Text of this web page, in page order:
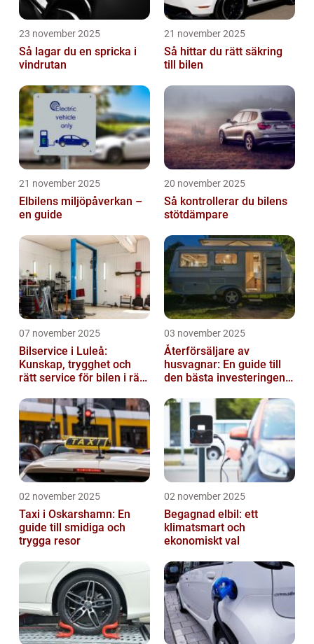
23 november 2025
Så lagar du en spricka i
vindrutan
21 november 2025
Så hittar du rätt säkring
till bilen
21 november 2025
Elbilens miljöpåverkan –
en guide
20 november 2025
Så kontrollerar du bilens
stötdämpare
07 november 2025
Bilservice i Luleå:
Kunskap, trygghet och
rätt service för bilen i rätt
03 november 2025
Återförsäljare av
husvagnar: En guide till
den bästa investeringen
02 november 2025
Taxi i Oskarshamn: En
guide till smidiga och
trygga resor
02 november 2025
Begagnad elbil: ett
klimatsmart och
ekonomiskt val